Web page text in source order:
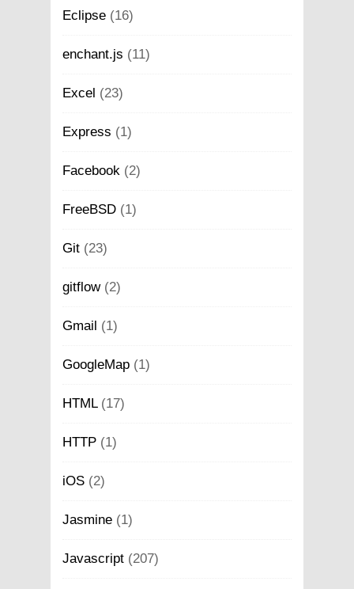
Eclipse (16)
enchant.js (11)
Excel (23)
Express (1)
Facebook (2)
FreeBSD (1)
Git (23)
gitflow(2)
Gmail (1)
GoogleMap (1)
HTML(17)
HTTP (1)
iOS (2)
Jasmine (1)
Javascript (207)